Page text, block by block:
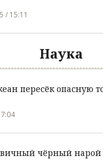
/ 15:11
Наука
пересёк опасную
чёрный